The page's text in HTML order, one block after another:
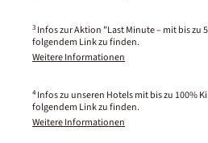
3 Infos zur Aktion "Last Minute – mit bis zu
folgendem Link zu finden.
Weitere Informationen
4 Infos zu unseren Hotels mit bis zu 100%
folgendem Link zu finden.
Weitere Informationen